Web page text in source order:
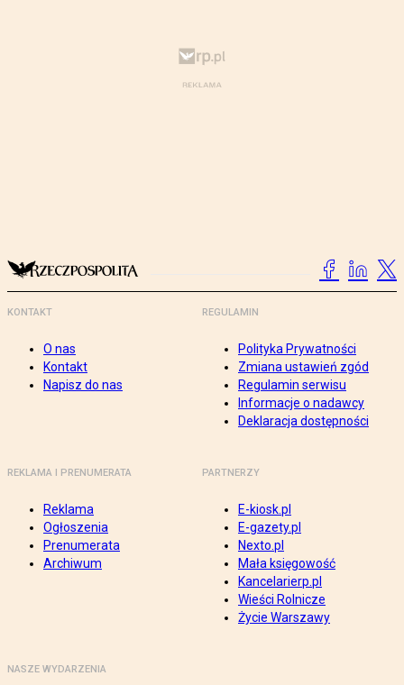
KONTAKT
O nas
Kontakt
Napisz do nas
REGULAMIN
Polityka Prywatności
Zmiana ustawień zgód
Regulamin serwisu
Informacje o nadawcy
Deklaracja dostępności
REKLAMA I PRENUMERATA
Reklama
Ogłoszenia
Prenumerata
Archiwum
PARTNERZY
E-kiosk.pl
E-gazety.pl
Nexto.pl
Mała księgowość
Kancelarierp.pl
Wieści Rolnicze
Życie Warszawy
NASZE WYDARZENIA